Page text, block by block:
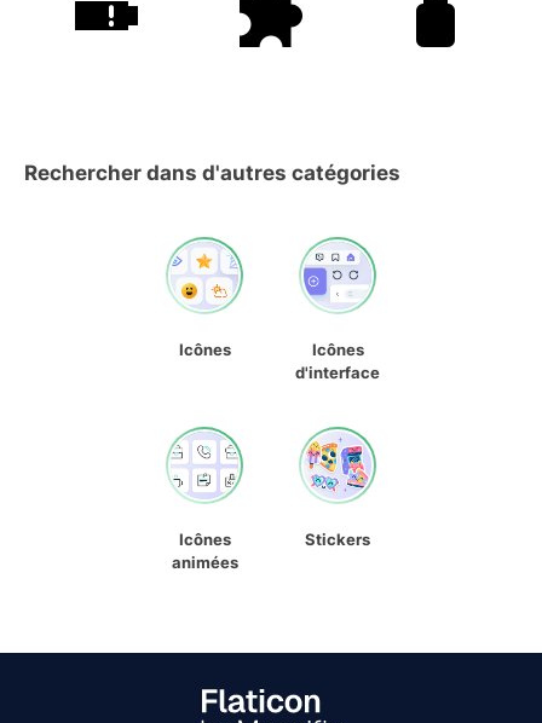
Rechercher dans d'autres catégories
Icônes
Icônes
d'interface
Icônes
animées
Stickers